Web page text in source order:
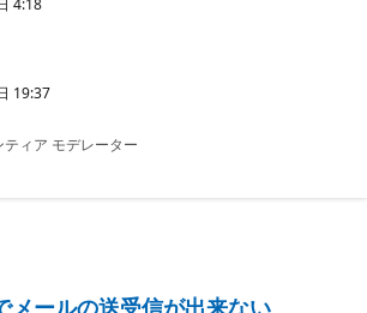
19:37
ティア モデレーター
メールの送受信が出来ない